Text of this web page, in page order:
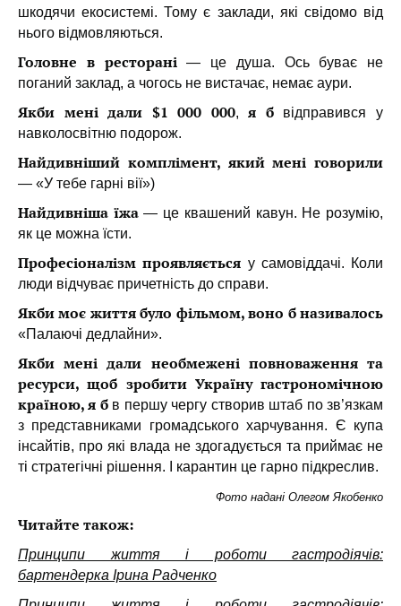
шкодячи екосистемі. Тому є заклади, які свідомо від
нього відмовляються.
Головне в ресторані— це душа. Ось буває не
поганий заклад, а чогось не вистачає, немає аури.
Якби мені дали $1 000 000, я бвідправився у
навколосвітню подорож.
Найдивніший комплімент, який мені говорили
— «У тебе гарні вії»)
Найдивніша їжа— це квашений кавун. Не розумію,
як це можна їсти.
Професіоналізм проявляється у самовіддачі. Коли
люди відчуває причетність до справи.
Якби моє життя було фільмом, воно б називалось
«Палаючі дедлайни».
Якби мені дали необмежені повноваження та
ресурси, щоб зробити Україну гастрономічною
країною, я бв першу чергу створив штаб по зв’язкам
з представниками громадського харчування. Є купа
інсайтів, про які влада не здогадується та приймає не
ті стратегічні рішення. І карантин це гарно підкреслив.
Фото надані Олегом Якобенко
Читайте також:
Принципи життя і роботи гастродіячів:
бартендерка Ірина Радченко